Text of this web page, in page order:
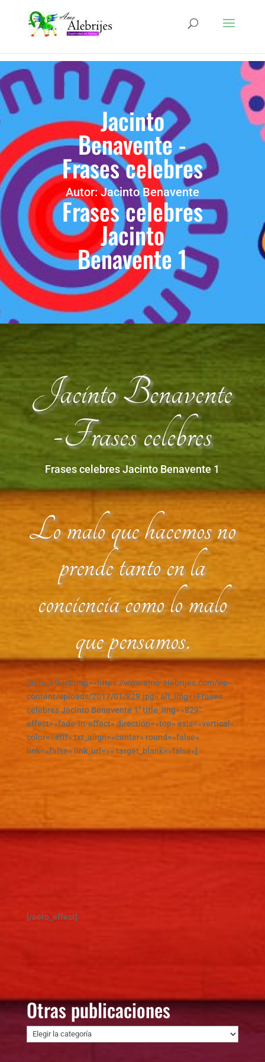
Jacinto
Benavente -
Frases celebres
Autor: Jacinto Benavente
Frases celebres
Jacinto
Benavente 1
Jacinto Benavente
-Frases celebres
Frases celebres Jacinto Benavente 1
Lo malo que hacemos no
prende tanto en la
conciencia como lo malo
que pensamos.
[aero_effect img=»https://www.amo-alebrijes.com/wp-
content/uploads/2017/01/829.jpg» alt_img=»Frases
celebres Jacinto Benavente 1″ title_img=»829″
effect=»fade-in-effect» direction=»top» axis=»vertical»
color=»#fff» txt_align=»center» round=»false»
link=»false» link_url=»» target_blank=»false»]
[/aero_effect]
Otras publicaciones
Otras
publicaciones